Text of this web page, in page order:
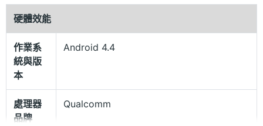
示器上，具有多層膜可以減少反射。
Vertu Signature Touch 海軍藍蜥蜴皮採用 Android
4.4 KitKat 作業系統，內建 Qualcomm Snapdragon
硬體效能
作業系
統與版
本
Android 4.4
處理器
品牌
Qualcomm